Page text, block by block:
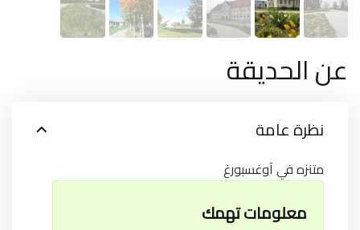
عن الحديقة
نظرة عامة
متنزه في آوغسبورغ
معلومات تهمك